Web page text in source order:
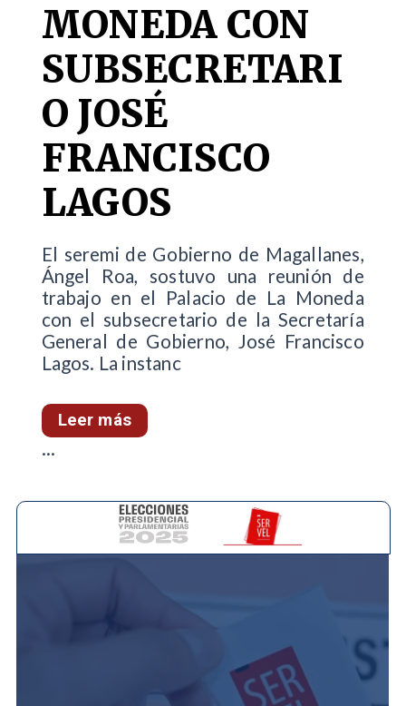
MONEDA CON
SUBSECRETARI
O JOSÉ
FRANCISCO
LAGOS
El seremi de Gobierno de Magallanes,
Ángel Roa, sostuvo una reunión de
trabajo en el Palacio de La Moneda
con el subsecretario de la Secretaría
General de Gobierno, José Francisco
Lagos. La instanc
Leer más
...